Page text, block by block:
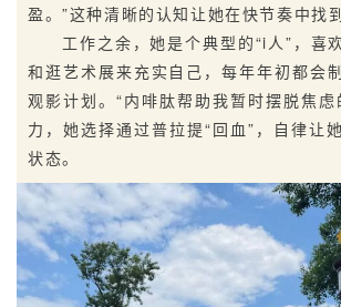
盈。”这种清晰的认知让她在快节奏中找
工作之余，她是个典型的“i人”，喜
和逛艺术展来充实自己，每年年初都会
观影计划。“内啡肽帮助我暂时摆脱焦虑
力，她选择通过普拉提“回血”，自律让
状态。